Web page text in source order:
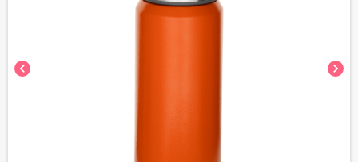
chevron_left chevron_right